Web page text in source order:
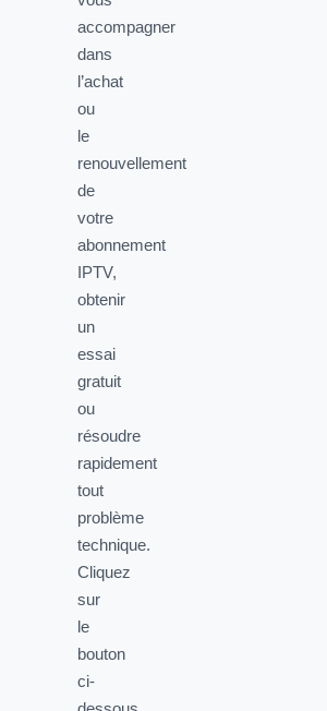
accompagner
dans
l’achat
ou
le
renouvellement
de
votre
abonnement
IPTV,
obtenir
un
essai
gratuit
ou
résoudre
rapidement
tout
problème
technique.
Cliquez
sur
le
bouton
ci-